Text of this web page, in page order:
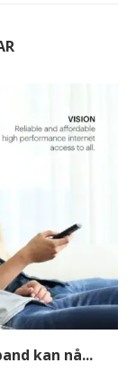
kan nå...